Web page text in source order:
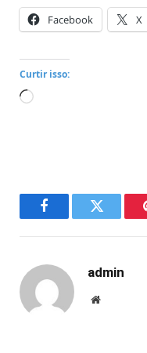
Facebook X
Curtir isso:
Carregando...
FacebookTwitter
admin
Website